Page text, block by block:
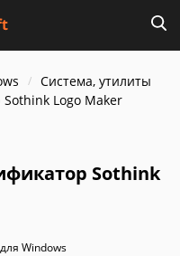
Система, утилиты
Sothink Logo Maker
Sothink
Windows